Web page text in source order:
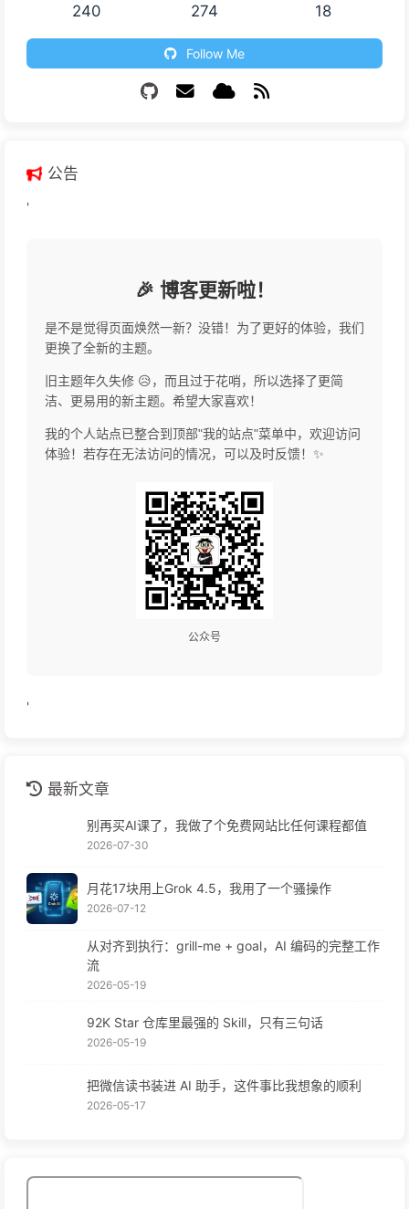
240 274 18
Follow Me
公告
'
🎉 博客更新啦！
是不是觉得页面焕然一新？没错！为了更好的体验，我们
更换了全新的主题。
旧主题年久失修 😥，而且过于花哨，所以选择了更简
洁、更易用的新主题。希望大家喜欢！
我的个人站点已整合到顶部"我的站点"菜单中，欢迎访问
体验！若存在无法访问的情况，可以及时反馈！✨
公众号
'
最新文章
别再买AI课了，我做了个免费网站比任何课程都值
2026-07-30
月花17块用上Grok 4.5，我用了一个骚操作
2026-07-12
从对齐到执行：grill-me + goal，AI 编码的完整工作
流
2026-05-19
92K Star 仓库里最强的 Skill，只有三句话
2026-05-19
把微信读书装进 AI 助手，这件事比我想象的顺利
2026-05-17